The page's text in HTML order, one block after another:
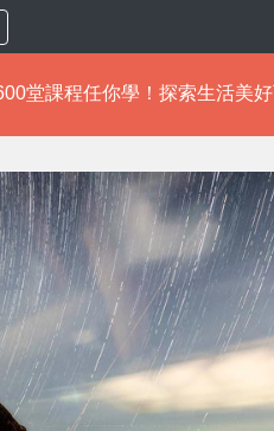
堂課程任你學！探索生活美